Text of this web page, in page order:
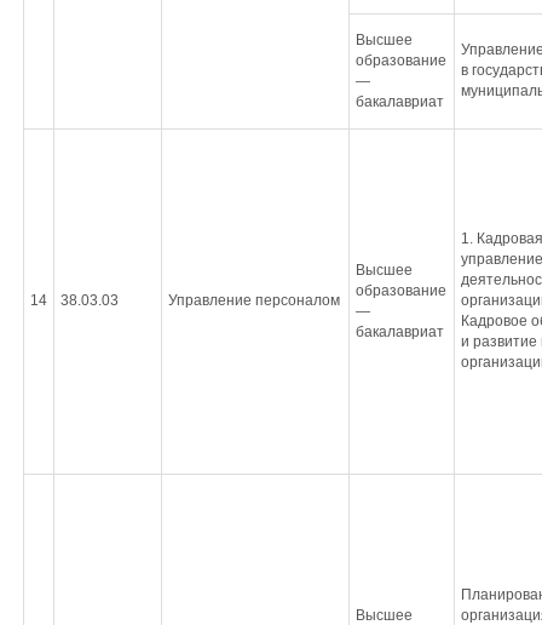
Высшее
образование
—
бакалавриат
в
14 38.03.03 Управление персоналом
Высшее
образование
—
бакалавриат
1.
Кадровое
и
Высшее